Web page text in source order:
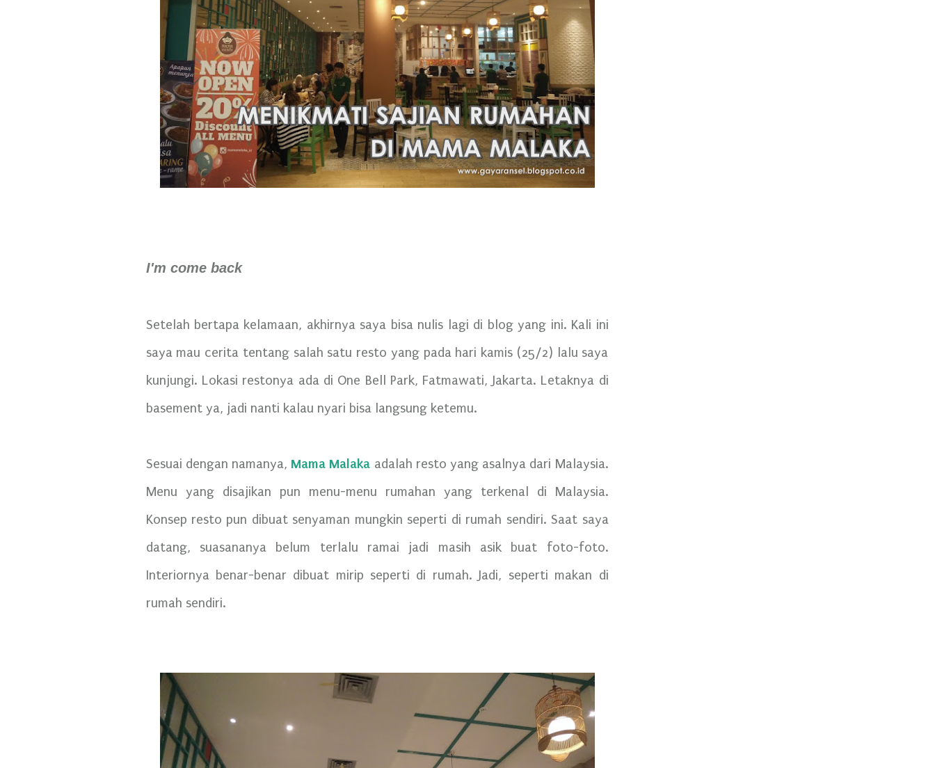
I'm come back
Setelah bertapa kelamaan, akhirnya saya bisa nulis lagi di blog yang ini. Kali ini
saya mau cerita tentang salah satu resto yang pada hari kamis (25/2) lalu saya
kunjungi. Lokasi restonya ada di One Bell Park, Fatmawati, Jakarta. Letaknya di
basement ya, jadi nanti kalau nyari bisa langsung ketemu.
Sesuai dengan namanya, Mama Malaka adalah resto yang asalnya dari Malaysia.
Menu yang disajikan pun menu-menu rumahan yang terkenal di Malaysia.
Konsep resto pun dibuat senyaman mungkin seperti di rumah sendiri. Saat saya
datang, suasananya belum terlalu ramai jadi masih asik buat foto-foto.
Interiornya benar-benar dibuat mirip seperti di rumah. Jadi, seperti makan di
rumah sendiri.